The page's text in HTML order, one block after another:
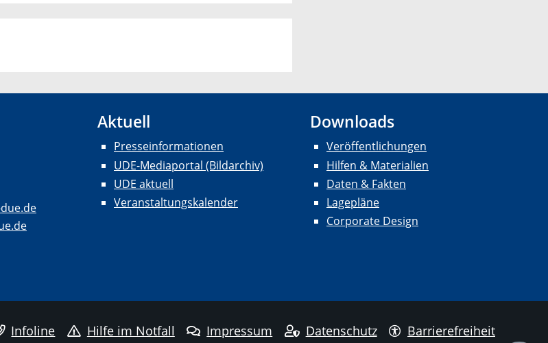
Aktuell
Presseinformationen
UDE-Mediaportal (Bildarchiv)
UDE aktuell
Veranstaltungskalender
Downloads
Veröffentlichungen
Hilfen & Materialien
Daten & Fakten
Lagepläne
Corporate Design
Infoline Hilfe im Notfall Impressum Datenschutz Barrierefreiheit